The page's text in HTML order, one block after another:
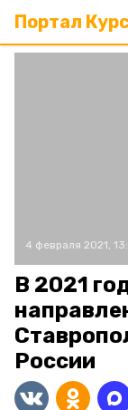
Портал
4 февраля 2021,
В 2021
России